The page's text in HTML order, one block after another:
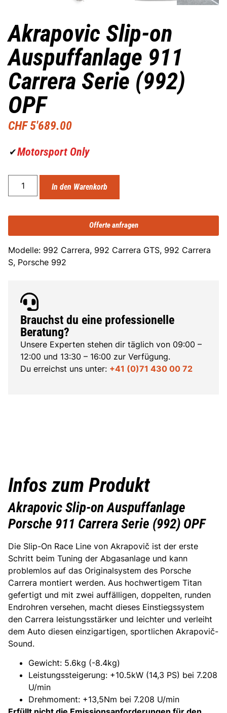
Akrapovic Slip-on
Auspuffanlage 911
Carrera Serie (992)
OPF
CHF5'689.00
✔Motorsport Only
In den Warenkorb
Offerte anfragen
Modelle: 992 Carrera, 992 Carrera GTS, 992 Carrera
S, Porsche 992
Brauchst du eine professionelle
Beratung?
Unsere Experten stehen dir täglich von 09:00 –
12:00 und 13:30 – 16:00 zur Verfügung.
Du erreichst uns unter: +41 (0)71 430 00 72
Infos zum Produkt
Akrapovic Slip-on Auspuffanlage
Porsche 911 Carrera Serie (992) OPF
Die Slip-On Race Line von Akrapovič ist der erste
Schritt beim Tuning der Abgasanlage und kann
problemlos auf das Originalsystem des Porsche
Carrera montiert werden. Aus hochwertigem Titan
gefertigt und mit zwei auffälligen, doppelten, runden
Endrohren versehen, macht dieses Einstiegssystem
den Carrera leistungsstärker und leichter und verleiht
dem Auto diesen einzigartigen, sportlichen Akrapovič-
Sound.
Gewicht: 5.6kg (-8.4kg)
Leistungssteigerung: +10.5kW (14,3 PS) bei 7.208
U/min
Drehmoment: +13,5Nm bei 7.208 U/min